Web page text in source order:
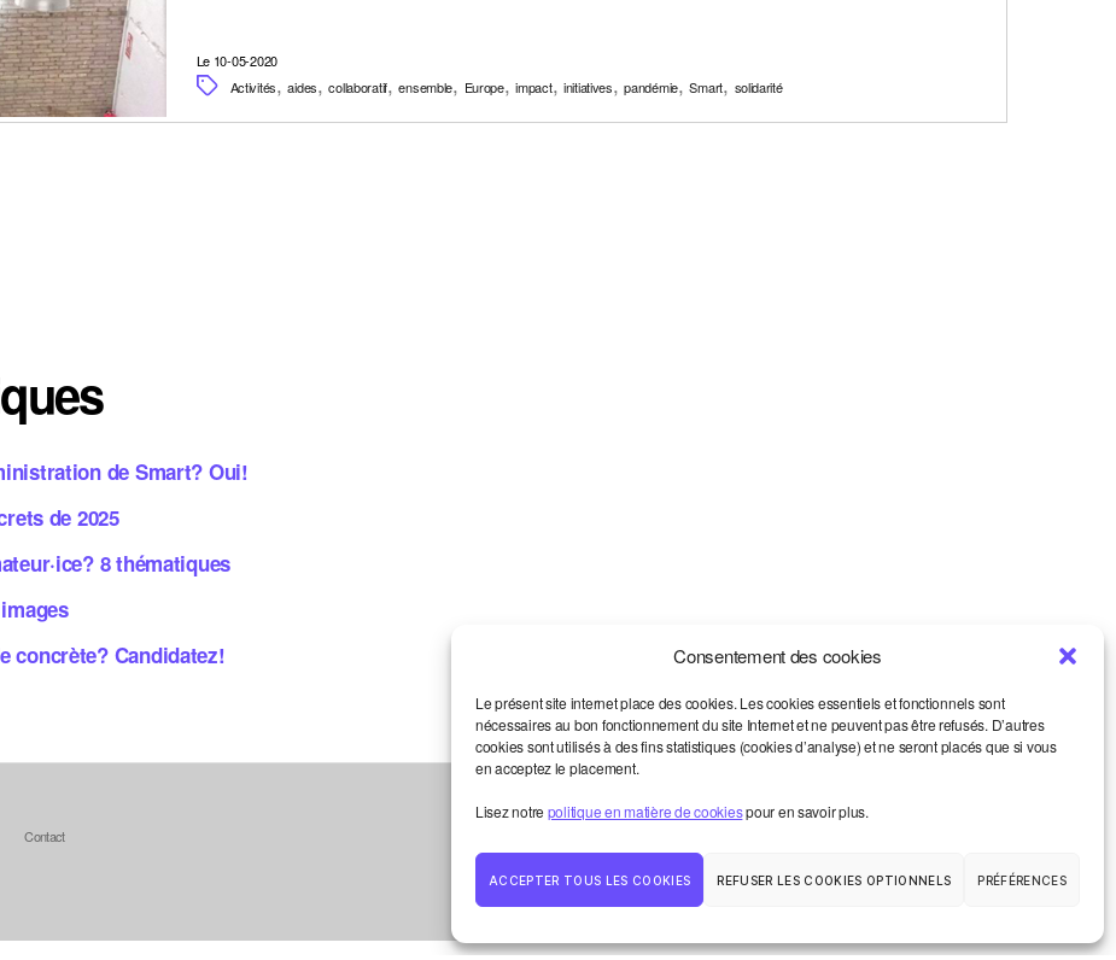
Consentement des cookies
Le présent site internet place des cookies. Les cookies essentiels et fonctionnels sont
nécessaires au bon fonctionnement du site Internet et ne peuvent pas être refusés. D’autres
cookies sont utilisés à des fins statistiques (cookies d’analyse) et ne seront placés que si vous
en acceptez le placement.
Lisez notre politique en matière de cookiespour en savoir plus.
ACCEPTER TOUS LES COOKIES REFUSER LES COOKIES OPTIONNELS PRÉFÉRENCES
Le 10-05-2020
Activités,aides,collaboratif,ensemble, Europe,impact,initiatives,pandémie,Smart, solidarité
de Smart? Oui!
de 2025
8 thématiques
concrète? Candidatez!
Vers le haut
Contact